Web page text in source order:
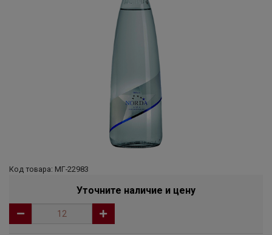
Код товара: МГ-22983
Уточните наличие и цену